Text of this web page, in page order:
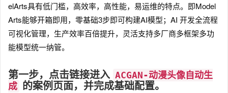
elArts具有低门槛，高效率，高性能，易运维的特点。即Model
Arts能够开箱即用，零基础3步即可构建AI模型；AI 开发全流程
可视化管理，生产效率百倍提升，灵活支持多厂商多框架多功
能模型统一纳管。
第一步，点击链接进入 ACGAN-动漫头像自动生
成 的案例页面，并完成基础配置。